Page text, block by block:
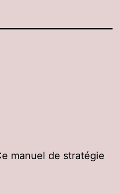
manuel de stratégie